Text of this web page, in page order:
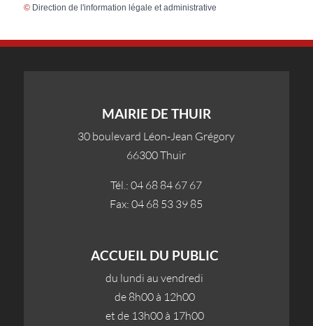
© Direction de l'information légale et administrative
MAIRIE DE THUIR
30 boulevard Léon-Jean Grégory
66300 Thuir
Tél.: 04 68 84 67 67
Fax: 04 68 53 39 85
ACCUEIL DU PUBLIC
du lundi au vendredi
de 8h00 à 12h00
et de 13h00 à 17h00